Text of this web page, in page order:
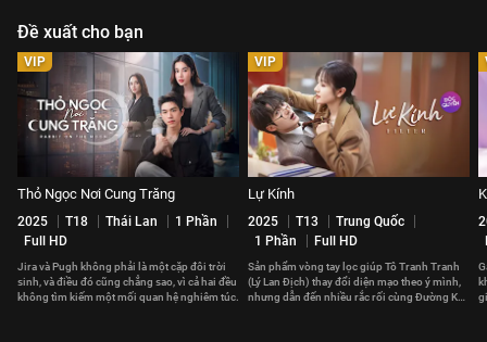
Đề xuất cho bạn
VIP
Thỏ Ngọc Nơi Cung Trăng
2025 T18 Thái Lan
1 Phần
Full HD
Jira và Pugh không phải là một cặp đôi trời
sinh, và điều đó cũng chẳng sao, vì cả hai đều
không tìm kiếm một mối quan hệ nghiêm túc.
VIP
Lự Kính
2025 T13
Trung Quốc
1 Phần
Full HD
Sản phẩm vòng tay lọc giúp Tô Tranh Tranh
(Lý Lan Địch) thay đổi diện mạo theo ý mình,
nhưng dẫn đến nhiều rắc rối cùng Đường Kỳ